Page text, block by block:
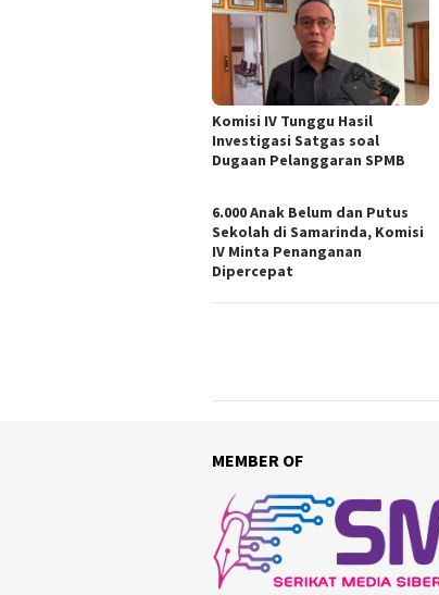
Komisi IV Tunggu Hasil
Investigasi Satgas soal
Dugaan Pelanggaran SPMB
6.000 Anak Belum dan Putus
Sekolah di Samarinda, Komisi
IV Minta Penanganan
Dipercepat
MEMBER OF